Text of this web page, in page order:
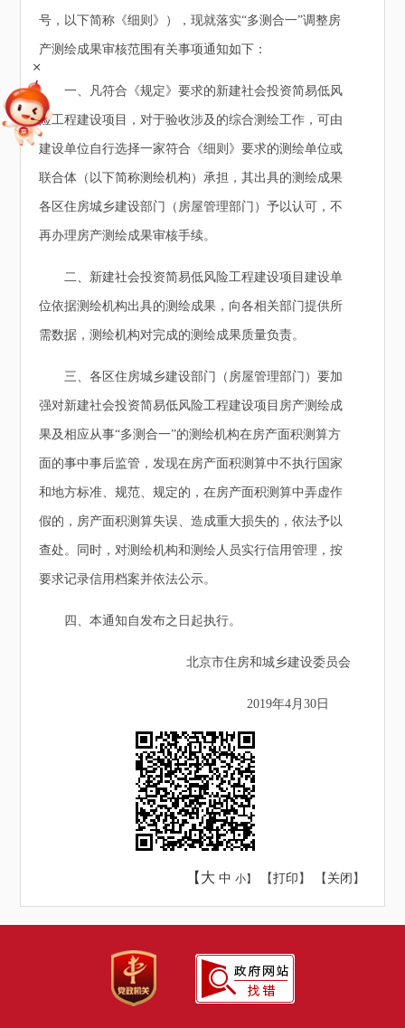
号，以下简称《细则》），现就落实“多测合一”调整房
产测绘成果审核范围有关事项通知如下：
一、凡符合《规定》要求的新建社会投资简易低风
险工程建设项目，对于验收涉及的综合测绘工作，可由
建设单位自行选择一家符合《细则》要求的测绘单位或
联合体（以下简称测绘机构）承担，其出具的测绘成果
各区住房城乡建设部门（房屋管理部门）予以认可，不
再办理房产测绘成果审核手续。
二、新建社会投资简易低风险工程建设项目建设单
位依据测绘机构出具的测绘成果，向各相关部门提供所
需数据，测绘机构对完成的测绘成果质量负责。
三、各区住房城乡建设部门（房屋管理部门）要加
强对新建社会投资简易低风险工程建设项目房产测绘成
果及相应从事“多测合一”的测绘机构在房产面积测算方
面的事中事后监管，发现在房产面积测算中不执行国家
和地方标准、规范、规定的，在房产面积测算中弄虚作
假的，房产面积测算失误、造成重大损失的，依法予以
查处。同时，对测绘机构和测绘人员实行信用管理，按
要求记录信用档案并依法公示。
四、本通知自发布之日起执行。
北京市住房和城乡建设委员会
2019年4月30日
【大 中 小】 【打印 】 【 关闭 】
+